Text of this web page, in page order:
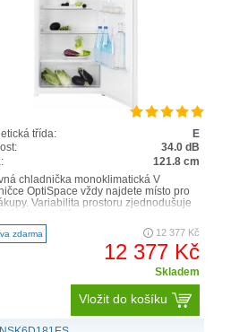
třída:
E
34.0 dB
121.8 cm
chladnička monoklimatická V
OptiSpace vždy najdete místo pro
Variabilita prostoru zjednodušuje
zdarma 12 377 Kč
12 377 Kč
Skladem
Vložit do košíku